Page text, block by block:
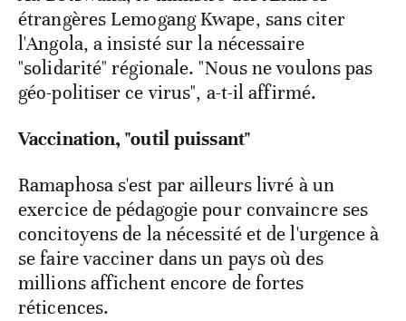
étrangères Lemogang Kwape, sans citer
l'Angola, a insisté sur la nécessaire
"solidarité" régionale. "Nous ne voulons pas
géo-politiser ce virus", a-t-il affirmé.
Vaccination, "outil puissant"
Ramaphosa s'est par ailleurs livré à un
exercice de pédagogie pour convaincre ses
concitoyens de la nécessité et de l'urgence à
se faire vacciner dans un pays où des
millions affichent encore de fortes
réticences.